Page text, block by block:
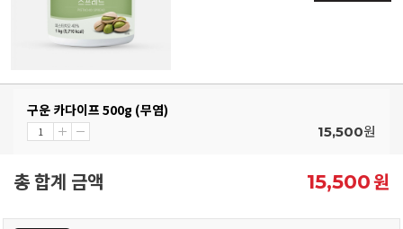
구운 카다이프 500g (무염)
15,500원
총 합계 금액 15,500원